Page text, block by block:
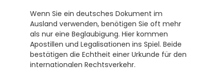
Wenn Sie ein deutsches Dokument im
Ausland verwenden, benötigen Sie oft mehr
als nur eine Beglaubigung. Hier kommen
Apostillen und Legalisationen ins Spiel. Beide
bestätigen die Echtheit einer Urkunde für den
internationalen Rechtsverkehr.